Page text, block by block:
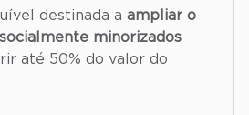
destinada a ampliar o
minorizados
até 50% do valor do